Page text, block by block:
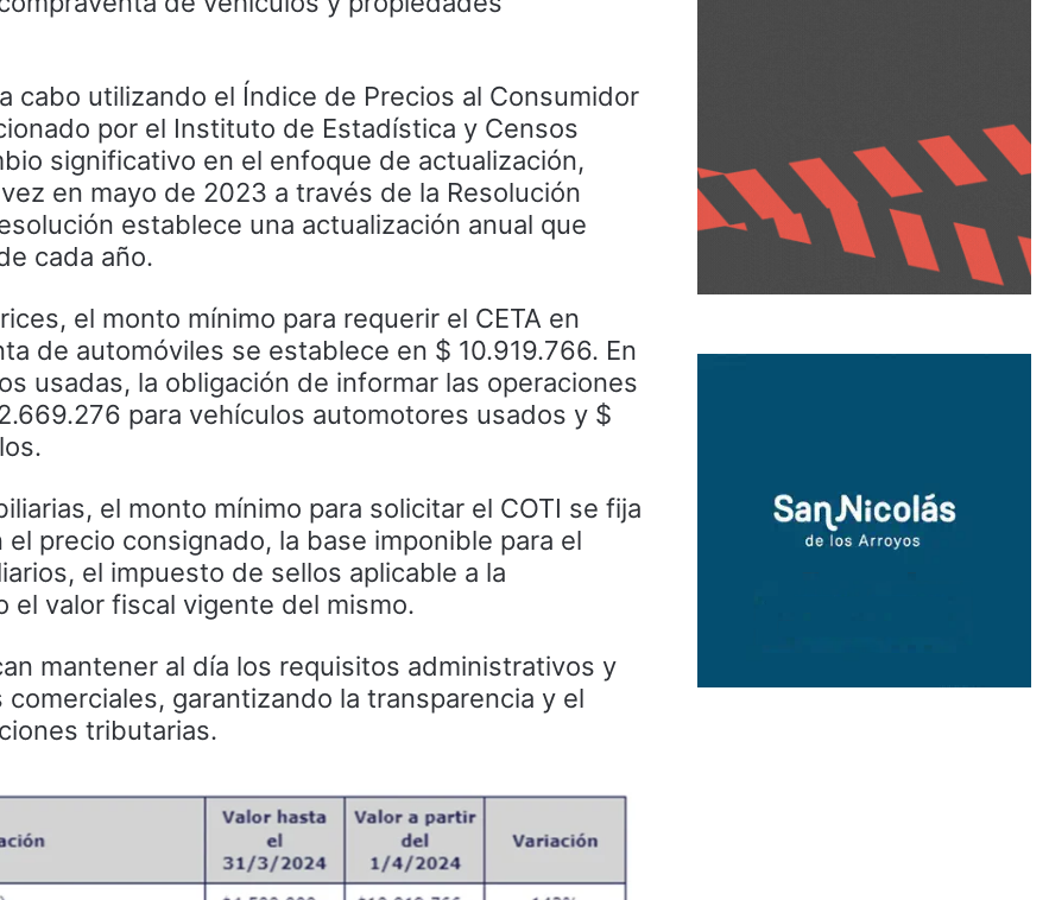
cabo utilizando el Índice de Precios al Consumidor
por el Instituto de Estadística y Censos
significativo en el enfoque de actualización,
en mayo de 2023 a través de la Resolución
establece una actualización anual que
cada año.
el monto mínimo para requerir el CETA en
de automóviles se establece en $ 10.919.766. En
usadas, la obligación de informar las operaciones
para vehículos automotores usados y $
el monto mínimo para solicitar el COTI se fija
el precio consignado, la base imponible para el
el impuesto de sellos aplicable a la
el valor fiscal vigente del mismo.
mantener al día los requisitos administrativos y
garantizando la transparencia y el
tributarias.